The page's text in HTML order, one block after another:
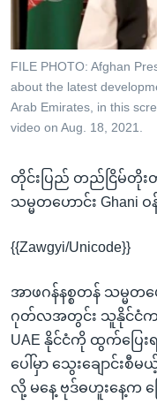
ကြည့်
ရန်
ရှာဖွေ
ရန်
သို့
ကျော်
ဗွီအိုအေ လူမှုကွန်ယက်များ
ဘာသာစကားများ
FILE PHOTO: Afghan
about the latest
Arab Emirates, in this
video on Aug. 18, 2021.
တိုင်းပြည် တည်ငြိမ်တိုး
သမ္မတဟောင်း Ghani ဝ
{{Zawgyi/Unicode}}
အာဖဂန်နစ္စတန် သမ္မတဟ
ဂုတ်လအတွင်း သူနိုင်ငံကန
UAE နိုင်ငံကို ထွက်ပြေ
ပေါ်မှာ သွေးချောင်း
လို့ မနေ့ ဗုဒ်ဓဟူးနေ့က ပ